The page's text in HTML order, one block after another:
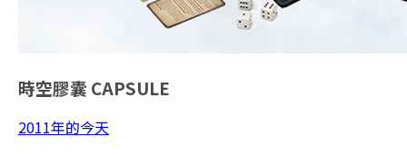
時空膠囊 CAPSULE
2011年的今天